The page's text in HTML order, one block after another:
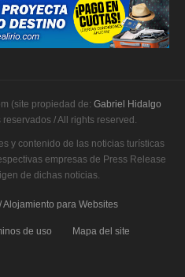
(site propiedad de: Gabriel Hidalgo
/ All rights reserved.
y contenido de las noticias turísticas
empresas de Press Release
de dichas noticias.
Alojamiento para Websites
de uso Mapa del site